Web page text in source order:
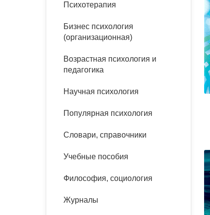
Психотерапия
Бизнес психология
(организационная)
Возрастная психология и
педагогика
Научная психология
Популярная психология
Словари, справочники
Учебные пособия
Философия, социология
Журналы